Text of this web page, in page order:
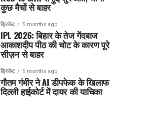
कुछ मैचों से बाहर
क्रिकेट 5 months ago
IPL 2026: बिहार के तेज गेंदबाज
आकाशदीप पीठ की चोट के कारण पूरे
सीज़न से बाहर
क्रिकेट 5 months ago
गौतम गंभीर ने AI डीपफेक के खिलाफ
दिल्ली हाईकोर्ट में दायर की याचिका